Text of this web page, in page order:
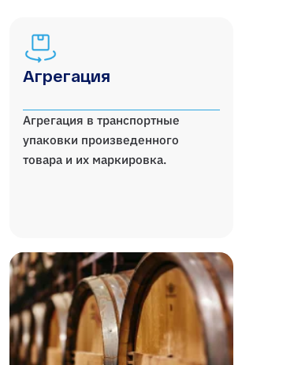
Агрегация
Агрегация в транспортные
упаковки произведенного
товара и их маркировка.